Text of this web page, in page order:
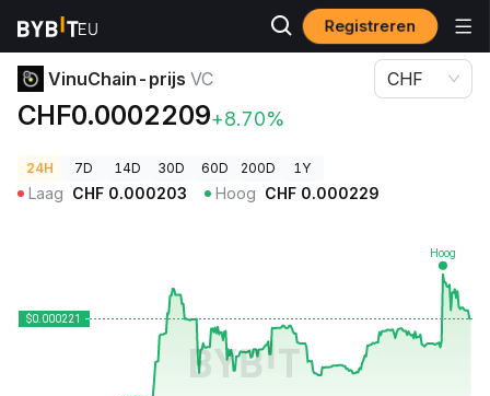
Registreren
Cryptoprijzen
VinuChain-prijs VC
CHF0.0002209+8.70%
CHF
24H 7D 14D 30D 60D 200D 1Y
Laag CHF 0.000203 Hoog CHF 0.000229